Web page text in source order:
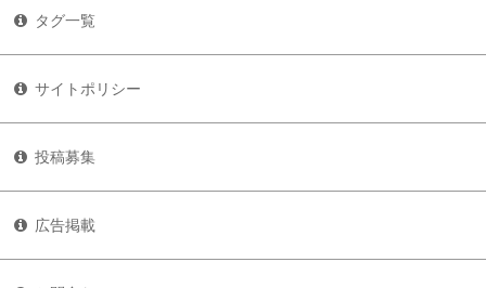
タグ一覧
サイトポリシー
投稿募集
広告掲載